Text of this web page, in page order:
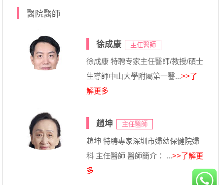
醫院醫師
徐成康 主任醫師
徐成康 特聘专家主任醫師/教授/碩士
生導師中山大學附屬第一醫...>>了
解更多
趙坤 主任醫師
趙坤 特聘專家深圳市婦幼保健院婦
科 主任醫師 醫師簡介： ...>>了解更
多